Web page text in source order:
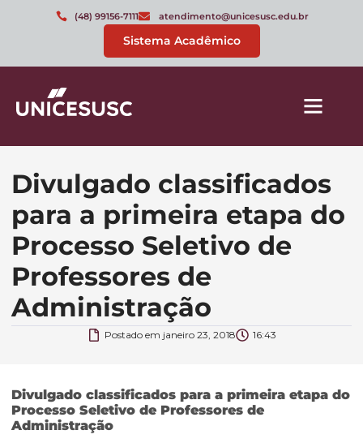
(48) 99156-7111 atendimento@unicesusc.edu.br
Sistema Acadêmico
Divulgado classificados
para a primeira etapa do
Processo Seletivo de
Professores de
Administração
Postado em janeiro 23, 2018 16:43
Divulgado classificados para a primeira etapa do
Processo Seletivo de Professores de
Administração